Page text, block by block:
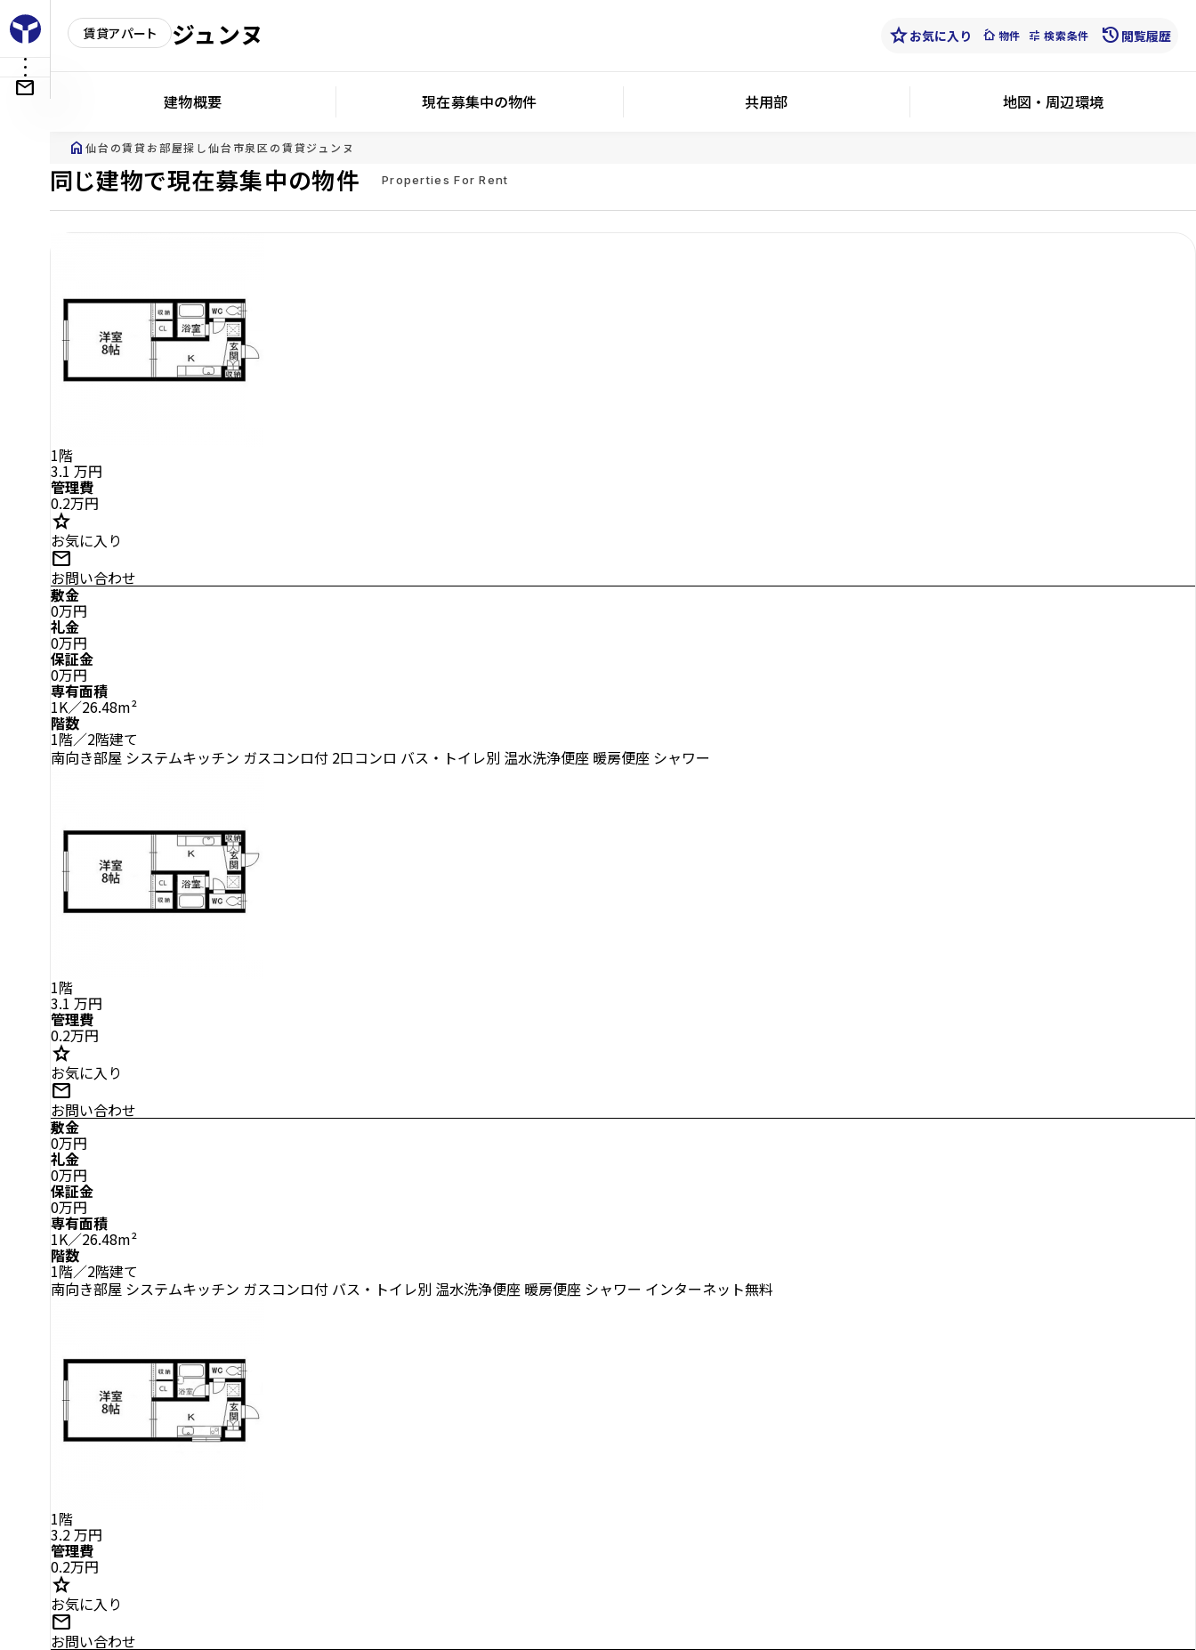
賃貸アパート ジュンヌ starお気に入り cottage物件 tune 検索条件 history 閲覧履歴
建物概要 現在募集中の物件 共用部 地図・周辺環境
home 仙台の賃貸お部屋探し仙台市泉区の賃貸ジュンヌ
同じ建物で現在募集中の物件 Properties For Rent
1階
3.1 万円
管理費
0.2万円
star
お気に入り
mail
お問い合わせ
敷金
0万円
礼金
0万円
保証金
0万円
専有面積
1K／26.48m²
階数
1階／2階建て
南向き部屋 システムキッチン ガスコンロ付 2口コンロ バス・トイレ別 温水洗浄便座 暖房便座 シャワー
1階
3.1 万円
管理費
0.2万円
star
お気に入り
mail
お問い合わせ
敷金
0万円
礼金
0万円
保証金
0万円
専有面積
1K／26.48m²
階数
1階／2階建て
南向き部屋 システムキッチン ガスコンロ付 バス・トイレ別 温水洗浄便座 暖房便座 シャワー インターネット無料
1階
3.2万円
管理費
0.2万円
star
お気に入り
mail
お問い合わせ